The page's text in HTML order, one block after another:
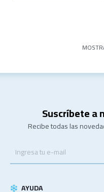
Suscríbete a
Recibe todas las
AYUDA